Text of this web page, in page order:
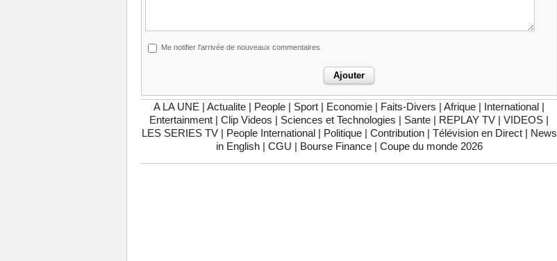
Me notifier l'arrivée de nouveaux commentaires
A LA UNE | Actualite | People | Sport | Economie | Faits-Divers | Afrique | International |
Entertainment | Clip Videos | Sciences et Technologies | Sante | REPLAY TV | VIDEOS |
LES SERIES TV | People International | Politique | Contribution | Télévision en Direct | News
in English | CGU | Bourse Finance | Coupe du monde 2026